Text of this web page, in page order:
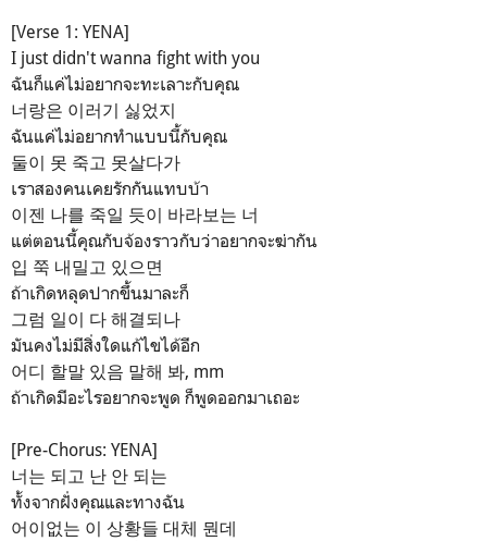
[Verse 1: YENA]
I just didn't wanna fight with you
ฉันก็แค่ไม่อยากจะทะเลาะกับคุณ
너랑은 이러기 싫었지
ฉันแค่ไม่อยากทำแบบนี้กับคุณ
둘이 못 죽고 못살다가
เราสองคนเคยรักกันแทบบ้า
이젠 나를 죽일 듯이 바라보는 너
แต่ตอนนี้คุณกับจ้องราวกับว่าอยากจะฆ่ากัน
입 쭉 내밀고 있으면
ถ้าเกิดหลุดปากขึ้นมาละก็
그럼 일이 다 해결되나
มันคงไม่มีสิ่งใดแก้ไขได้อีก
어디 할말 있음 말해 봐, mm
ถ้าเกิดมีอะไรอยากจะพูด ก็พูดออกมาเถอะ
[Pre-Chorus: YENA]
너는 되고 난 안 되는
ทั้งจากฝั่งคุณและทางฉัน
어이없는 이 상황들 대체 뭔데